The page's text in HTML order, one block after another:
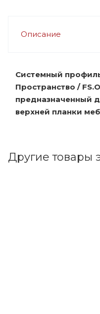
Описание
Системный
Пространство /
предназначенный
верхней планки
Другие товары